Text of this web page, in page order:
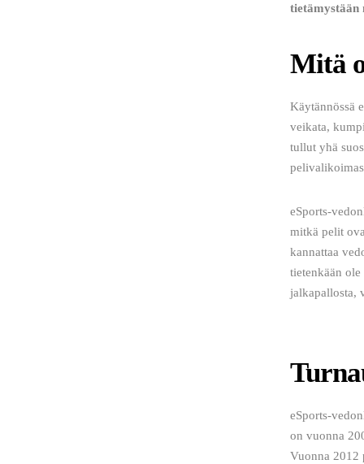
tietämystään
Mitä
Käytännössä
veikata,
tullut yhä
eSports-
mitkä pelit
kannattaa
tietenkään
jalkapallosta,
eSports-
on vuonna
Vuonna 2012